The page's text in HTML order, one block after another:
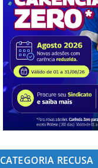
CATEGORIA RECUSA